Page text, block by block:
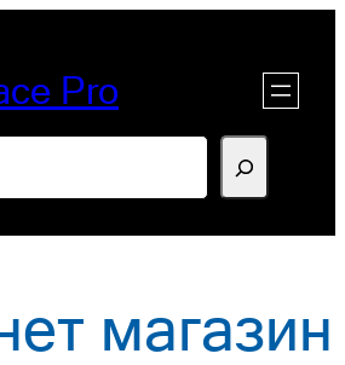
Pro
магазин